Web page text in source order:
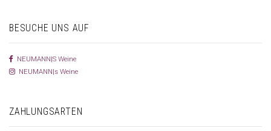
BESUCHE UNS AUF
NEUMANN|S Weine
NEUMANN|s Weine
ZAHLUNGSARTEN